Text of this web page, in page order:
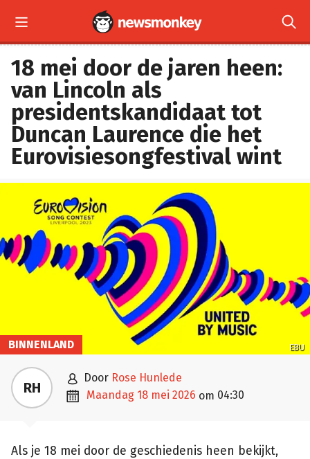
 
18 mei door de jaren heen:
van Lincoln als
presidentskandidaat tot
Duncan Laurence die het
Eurovisiesongfestival wint
EBU
BINNENLAND
RH  door Rose Hunlede
 maandag 18 mei 2026 om 04:30
Als je 18 mei door de geschiedenis heen bekijkt,